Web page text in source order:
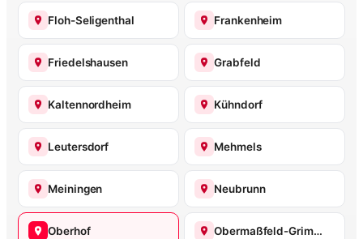
Floh-Seligenthal Frankenheim
Friedelshausen Grabfeld
Kaltennordheim Kühndorf
Leutersdorf Mehmels
Meiningen Neubrunn
Oberhof Obermaßfeld-Grimmenthal